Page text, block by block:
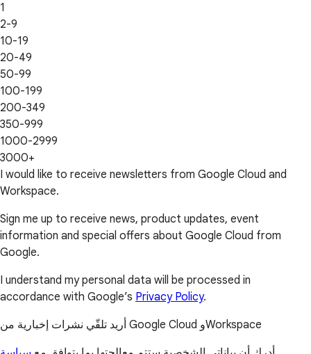
1
2-9
10-19
20-49
50-99
100-199
200-349
350-999
1000-2999
3000+
I would like to receive newsletters from Google Cloud and
Workspace.
Sign me up to receive news, product updates, event
information and special offers about Google Cloud from
Google.
I understand my personal data will be processed in
accordance with Google’s Privacy Policy.
أريد تلقّي نشرات إخبارية من Google Cloud وWorkspace